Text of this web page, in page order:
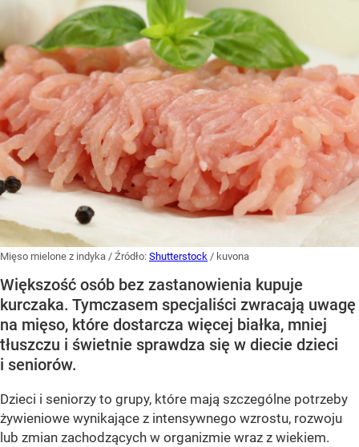
Mięso mielone z indyka / Źródło: Shutterstock / kuvona
Większość osób bez zastanowienia kupuje
kurczaka. Tymczasem specjaliści zwracają uwagę
na mięso, które dostarcza więcej białka, mniej
tłuszczu i świetnie sprawdza się w diecie dzieci
i seniorów.
Dzieci i seniorzy to grupy, które mają szczególne potrzeby
żywieniowe wynikające z intensywnego wzrostu, rozwoju
lub zmian zachodzących w organizmie wraz z wiekiem.